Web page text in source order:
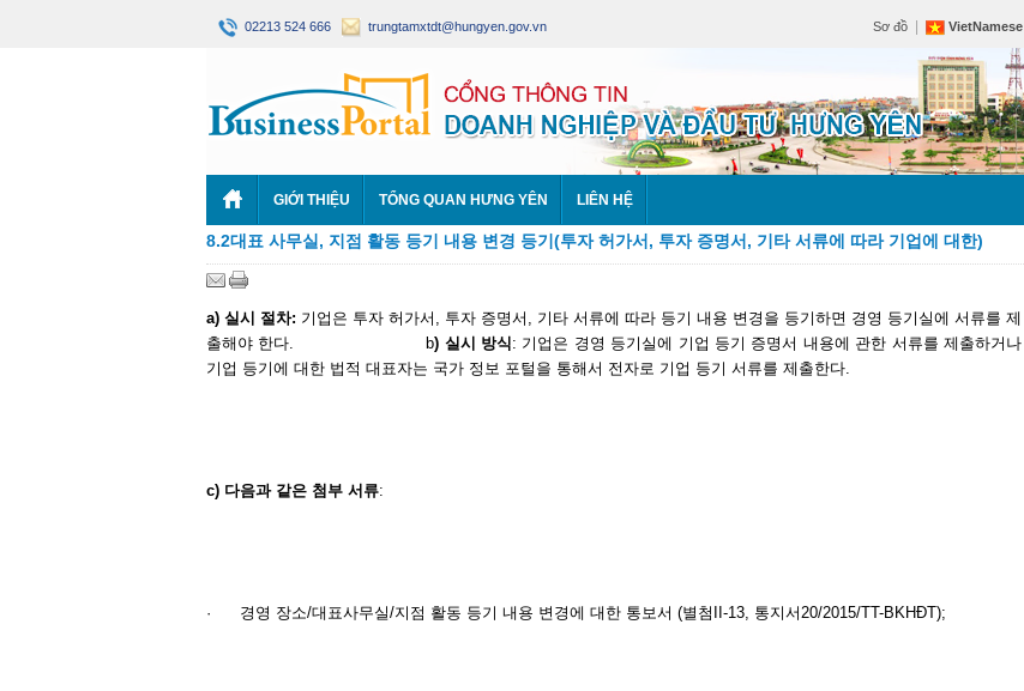
02213 524 666 trungtamxtdt@hungyen.gov.vn Sơ đồ VietNamese
GIỚI THIỆU TỔNG QUAN HƯNG YÊN LIÊN HỆ
8.2대표 사무실, 지점 활동 등기 내용 변경 등기(투자 허가서, 투자 증명서, 기타 서류에 따라 기업에 대한)
a) 실시 절차: 기업은 투자 허가서, 투자 증명서, 기타 서류에 따라 등기 내용 변경을 등기하면 경영 등기실에 서류를 제
출해야 한다. b) 실시 방식: 기업은 경영 등기실에 기업 등기 증명서 내용에 관한 서류를 제출하거나
기업 등기에 대한 법적 대표자는 국가 정보 포털을 통해서 전자로 기업 등기 서류를 제출한다.
c) 다음과 같은 첨부 서류:
· 경영 장소/대표사무실/지점 활동 등기 내용 변경에 대한 통보서 (별첨II-13, 통지서20/2015/TT-BKHĐT);